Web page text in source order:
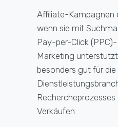
Affiliate-Kampagnen
wenn sie mit
Pay-per-Click
Marketing
besonders gut für
Verkäufen.